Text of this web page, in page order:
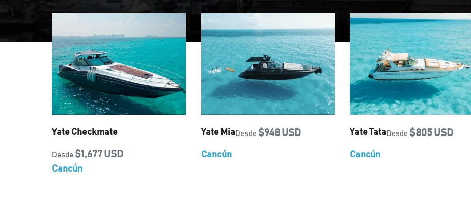
Yate Checkmate
Desde $1,677 USD
Cancún
Yate Mia Desde $948 USD
Cancún
Yate Tata Desde $805 USD
Cancún